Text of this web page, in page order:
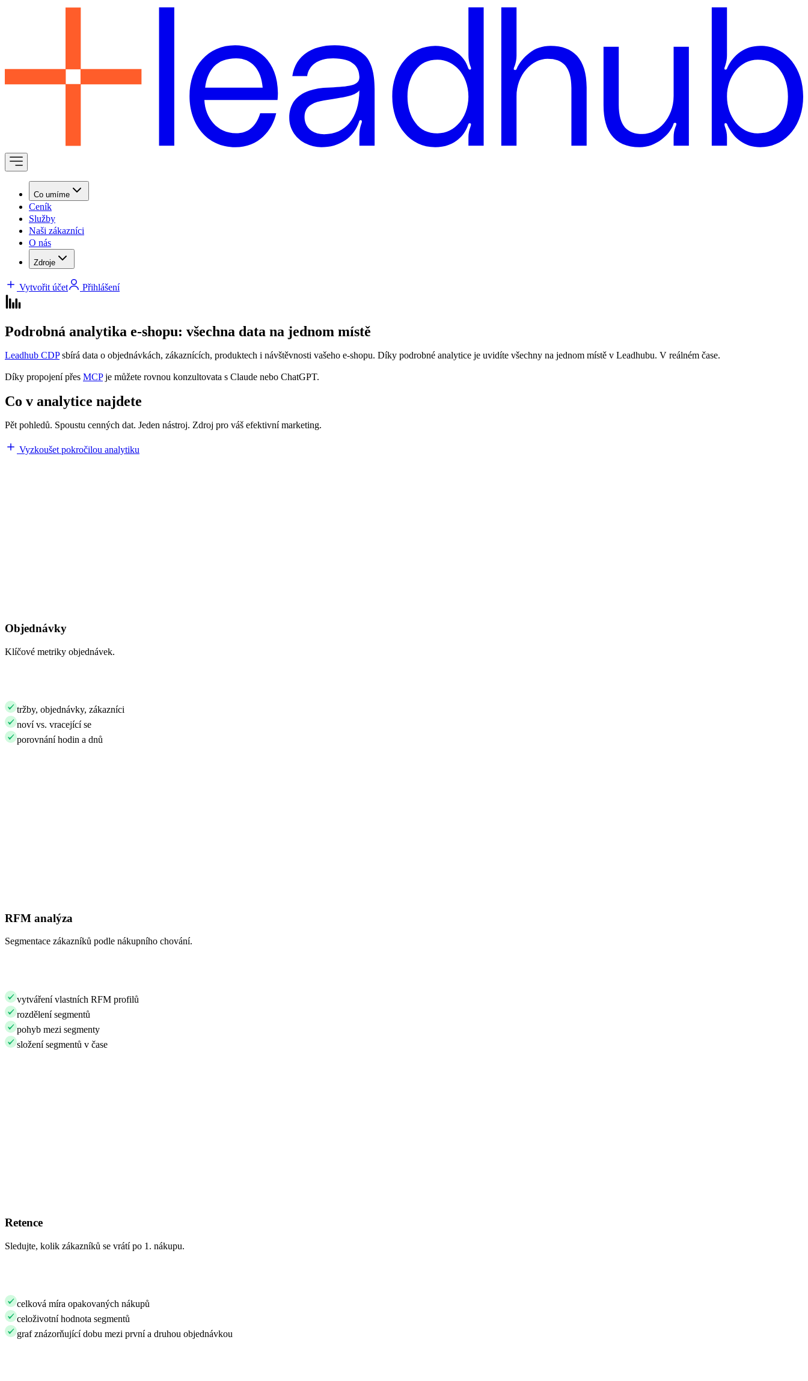
Co umíme
Ceník
Služby
Naši zákazníci
O nás
Zdroje
Vytvořit účet Přihlášení
Podrobná analytika e‑shopu: všechna data na jednom místě
Leadhub CDPsbírá data o objednávkách, zákaznících, produktech i návštěvnosti vašeho e‑shopu. Díky podrobné analytice je uvidíte všechny na jednom místě v Leadhubu. V reálném čase.
Díky propojení přes MCPje můžete rovnou konzultovata s Claude nebo ChatGPT.
Co v analytice najdete
Pět pohledů. Spoustu cenných dat. Jeden nástroj. Zdroj pro váš efektivní marketing.
Vyzkoušet pokročilou analytiku
Objednávky
Klíčové metriky objednávek.
tržby, objednávky, zákazníci
noví vs. vracející se
porovnání hodin a dnů
RFM analýza
Segmentace zákazníků podle nákupního chování.
vytváření vlastních RFM profilů
rozdělení segmentů
pohyb mezi segmenty
složení segmentů v čase
Retence
Sledujte, kolik zákazníků se vrátí po 1. nákupu.
celková míra opakovaných nákupů
celoživotní hodnota segmentů
graf znázorňující dobu mezi první a druhou objednávkou